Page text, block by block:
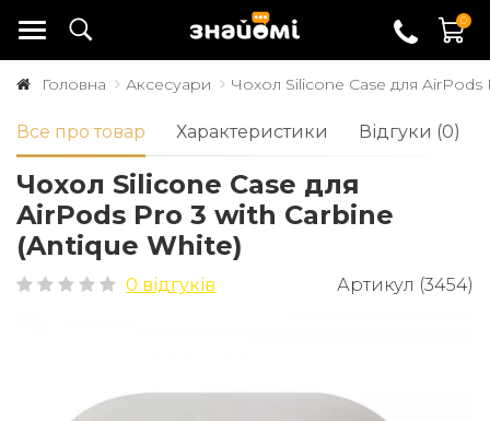
0
Головна Аксесуари Чохол Silicone Case для
Все про товар Характеристики Відгуки (0)
Чохол Silicone Case для
AirPods Pro 3 with Carbine
(Antique White)
0 відгуків Артикул (3454)